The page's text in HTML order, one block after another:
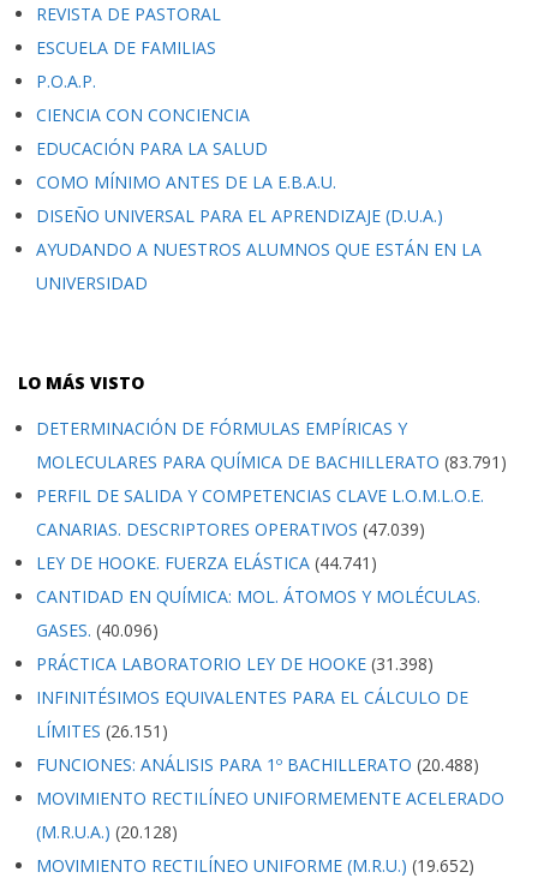
REVISTA DE PASTORAL
ESCUELA DE FAMILIAS
P.O.A.P.
CIENCIA CON CONCIENCIA
EDUCACIÓN PARA LA SALUD
COMO MÍNIMO ANTES DE LA E.B.A.U.
DISEÑO UNIVERSAL PARA EL APRENDIZAJE (D.U.A.)
AYUDANDO A NUESTROS ALUMNOS QUE ESTÁN EN LA
UNIVERSIDAD
LO MÁS VISTO
DETERMINACIÓN DE FÓRMULAS EMPÍRICAS Y
MOLECULARES PARA QUÍMICA DE BACHILLERATO (83.791)
PERFIL DE SALIDA Y COMPETENCIAS CLAVE L.O.M.L.O.E.
CANARIAS. DESCRIPTORES OPERATIVOS (47.039)
LEY DE HOOKE. FUERZA ELÁSTICA (44.741)
CANTIDAD EN QUÍMICA: MOL. ÁTOMOS Y MOLÉCULAS.
GASES. (40.096)
PRÁCTICA LABORATORIO LEY DE HOOKE (31.398)
INFINITÉSIMOS EQUIVALENTES PARA EL CÁLCULO DE
LÍMITES (26.151)
FUNCIONES: ANÁLISIS PARA 1º BACHILLERATO (20.488)
MOVIMIENTO RECTILÍNEO UNIFORMEMENTE ACELERADO
(M.R.U.A.) (20.128)
MOVIMIENTO RECTILÍNEO UNIFORME (M.R.U.) (19.652)